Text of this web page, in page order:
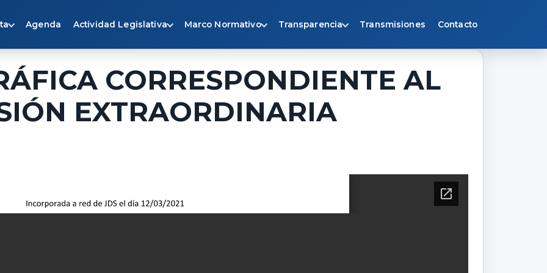
Agenda Actividad Legislativa Marco Normativo Transparencia Transmisiones Contacto
CORRESPONDIENTE AL
EXTRAORDINARIA